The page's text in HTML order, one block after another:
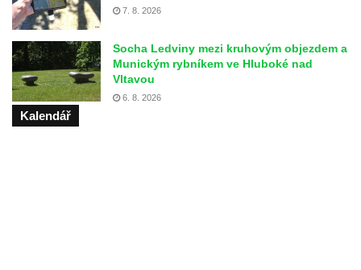
7. 8. 2026
Socha Ledviny mezi kruhovým objezdem a
Munickým rybníkem ve Hluboké nad
Vltavou
6. 8. 2026
Kalendář